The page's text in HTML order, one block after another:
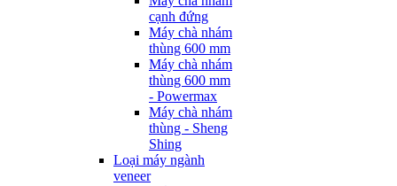
cạnh đứng
Máy chà nhám
thùng 600 mm
Máy chà nhám
thùng 600 mm
- Powermax
Máy chà nhám
thùng - Sheng
Shing
Loại máy ngành
veneer